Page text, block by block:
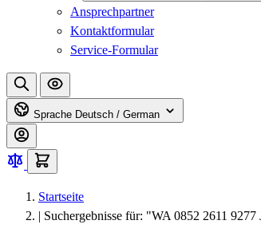
Ansprechpartner
Kontaktformular
Service-Formular
Sprache Deutsch / German
Startseite
| Suchergebnisse für: "WA 0852 2611